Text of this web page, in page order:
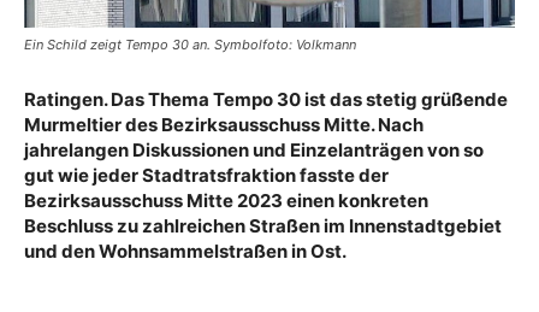
Ein Schild zeigt Tempo 30 an. Symbolfoto: Volkmann
Ratingen. Das Thema Tempo 30 ist das stetig grüßende
Murmeltier des Bezirksausschuss Mitte. Nach
jahrelangen Diskussionen und Einzelanträgen von so
gut wie jeder Stadtratsfraktion fasste der
Bezirksausschuss Mitte 2023 einen konkreten
Beschluss zu zahlreichen Straßen im Innenstadtgebiet
und den Wohnsammelstraßen in Ost.